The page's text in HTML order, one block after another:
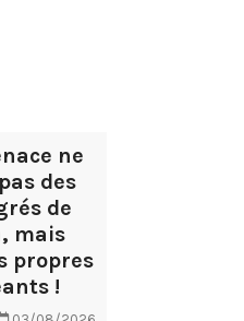
ne
des
de
mais
propres
!